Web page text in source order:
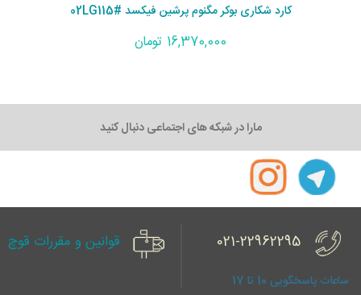
کارد شکاری بوکر مگنوم پرشین فیکسد #02LG115
16,370,000 تومان
مارا در شبکه های اجتماعی دنبال کنید
021-22962295
ساعات پاسخگویی 10 تا 17
قوانین و مقررات قوچ